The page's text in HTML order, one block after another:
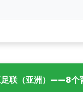
联（亚洲）——8个